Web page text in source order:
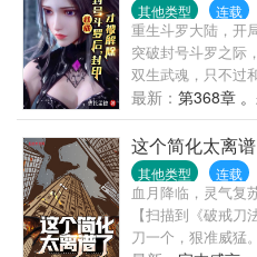
其他类型 连载
重生斗罗大陆，开
突破封号斗罗之际
双生武魂，只不过
武魂是直接融为一
为他所拥有的是兽
型成为器武魂曙光
魂合二为一）（老
最新： 第368章
这个简化太离谱
其他类型 连载
血月降临，灵气复
【扫描到《破戒
刀一个，狠准威猛